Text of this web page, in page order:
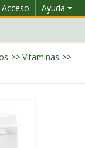
Ayuda
Acceso
>>Vitaminas >>